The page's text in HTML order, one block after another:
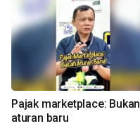
Pajak marketplace: Bukan
aturan baru